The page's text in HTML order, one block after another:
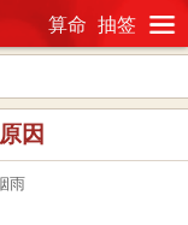
算命 抽签
因
雨